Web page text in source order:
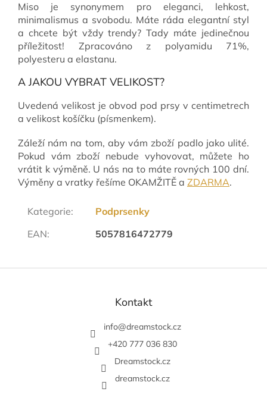
Miso je synonymem pro eleganci, lehkost,
minimalismus a svobodu. Máte ráda elegantní styl
a chcete být vždy trendy? Tady máte jedinečnou
příležitost! Zpracováno z polyamidu 71%,
polyesteru a elastanu.
A JAKOU VYBRAT VELIKOST?
Uvedená velikost je obvod pod prsy v centimetrech
a velikost košíčku (písmenkem).
Záleží nám na tom, aby vám zboží padlo jako ulité.
Pokud vám zboží nebude vyhovovat, můžete ho
vrátit k výměně. U nás na to máte rovných 100 dní.
Výměny a vratky řešíme OKAMŽITĚ a ZDARMA.
Kategorie:
Podprsenky
EAN: 5057816472779
Z
Kontakt
info@dreamstock.cz
+420 777 036 830
Dreamstock.cz
dreamstock.cz